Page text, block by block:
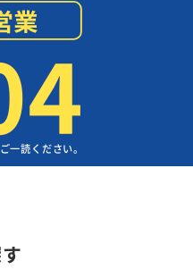
一読ください。